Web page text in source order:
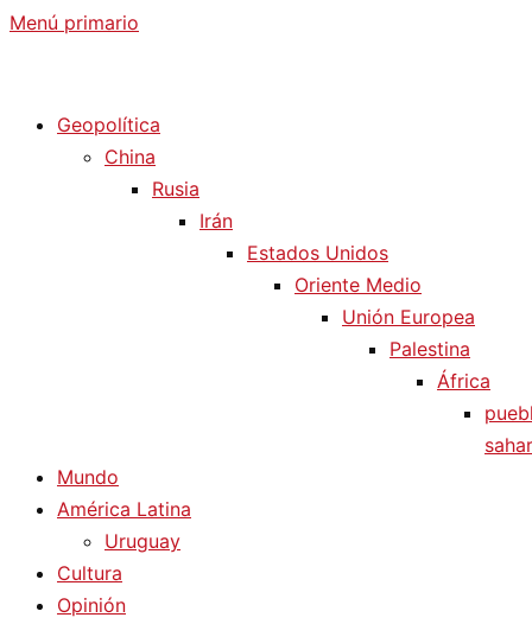
Menú primario
Geopolítica
China
Rusia
Irán
Estados Unidos
Oriente Medio
Unión Europea
Palestina
África
Mundo
América Latina
Uruguay
Cultura
Opinión